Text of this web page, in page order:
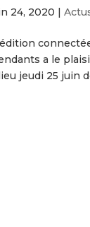
24, 2020 |
a le
jeudi 25 juin